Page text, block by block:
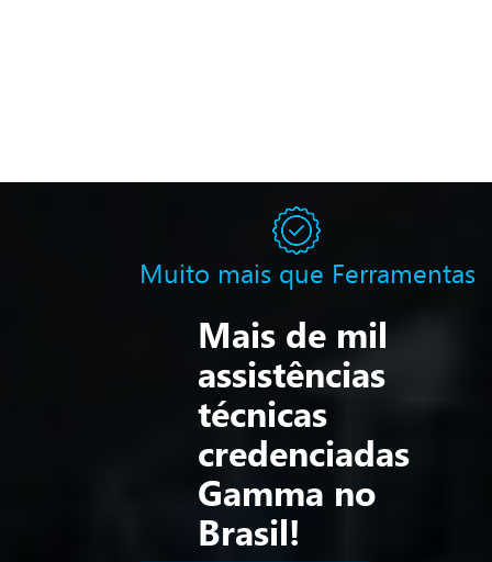
Muito mais que Ferramentas
Mais de mil
assistências
técnicas
credenciadas
Gamma no
Brasil!